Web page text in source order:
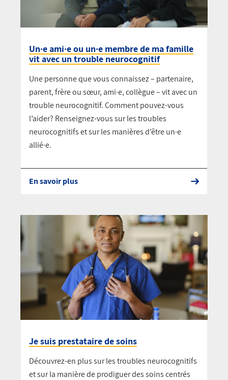
Un·e ami·e ou un·e membre de ma famille
vit avec un trouble neurocognitif
Une personne que vous connaissez – partenaire,
parent, frère ou sœur, ami·e, collègue – vit avec un
trouble neurocognitif. Comment pouvez-vous
l’aider? Renseignez-vous sur les troubles
neurocognitifs et sur les manières d’être un·e
allié·e.
En savoir plus
Je suis prestataire de soins
Découvrez-en plus sur les troubles neurocognitifs
et sur la manière de prodiguer des soins centrés